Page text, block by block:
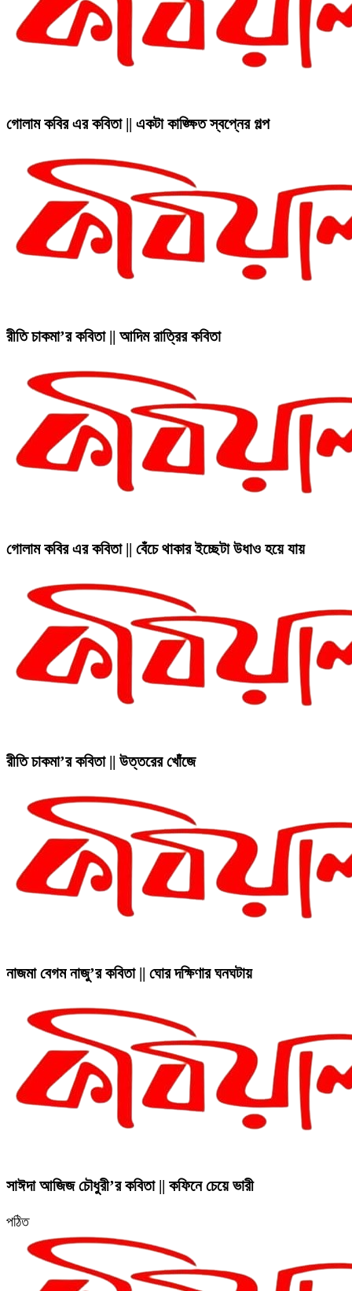
গোলাম কবির এর কবিতা || একটা কাঙ্ক্ষিত স্বপ্নের গল্প
রীতি চাকমা’র কবিতা || আদিম রাত্রির কবিতা
গোলাম কবির এর কবিতা || বেঁচে থাকার ইচ্ছেটা উধাও হয়ে যায়
রীতি চাকমা’র কবিতা || উত্তরের খোঁজে
নাজমা বেগম নাজু’র কবিতা || ঘোর দক্ষিণার ঘনঘটায়
সাঈদা আজিজ চৌধুরী’র কবিতা || কফিনে চেয়ে ভারী
পঠিত